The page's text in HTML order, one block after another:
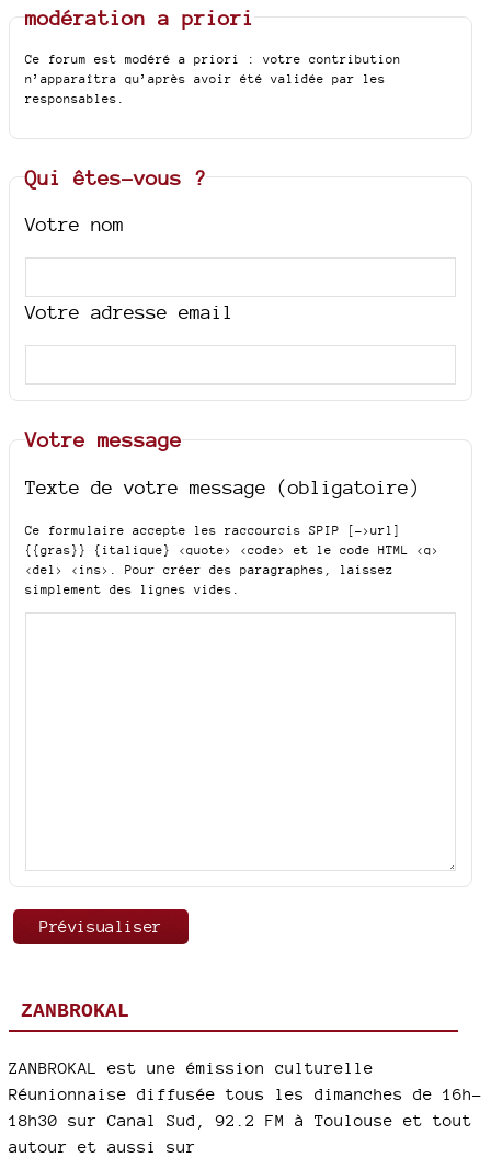
modération a priori
Ce forum est modéré a priori : votre contribution
n’apparaîtra qu’après avoir été validée par les
responsables.
Qui êtes-vous ?
Votre nom
Votre adresse email
Votre message
Texte de votre message (obligatoire)
Ce formulaire accepte les raccourcis SPIP
[->url]
{{gras}} {italique} <quote> <code>
et le code HTML <q>
<del> <ins>
. Pour créer des paragraphes, laissez
simplement des lignes vides.
ZANBROKAL
ZANBROKAL est une émission culturelle
Réunionnaise diffusée tous les dimanches de 16h-
18h30 sur Canal Sud, 92.2 FM à Toulouse et tout
autour et aussi sur